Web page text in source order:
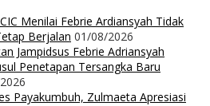
Menilai Febrie Ardiansyah Tidak
Berjalan 01/08/2026
Jampidsus Febrie Adriansyah
Penetapan Tersangka Baru
Payakumbuh, Zulmaeta Apresiasi